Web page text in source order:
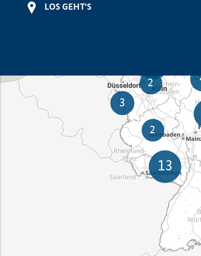
LOS GEHT'S